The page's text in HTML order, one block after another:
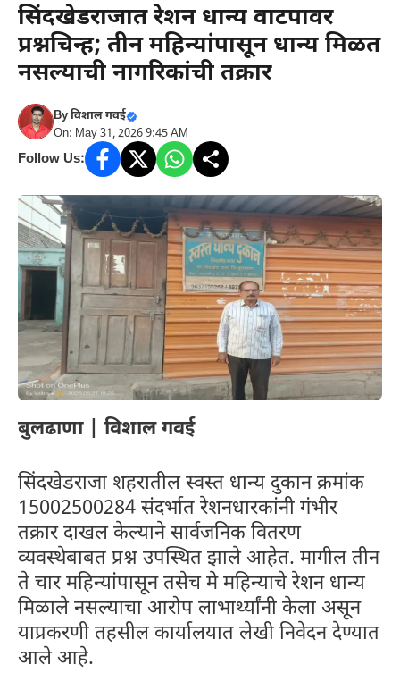
सिंदखेडराजात रेशन धान्य वाटपावर
प्रश्नचिन्ह; तीन महिन्यांपासून धान्य मिळत
नसल्याची नागरिकांची तक्रार
Byविशाल गवई
On: May 31, 2026 9:45 AM
Follow Us:
बुलढाणा | विशाल गवई
सिंदखेडराजा शहरातील स्वस्त धान्य दुकान क्रमांक
15002500284 संदर्भात रेशनधारकांनी गंभीर
तक्रार दाखल केल्याने सार्वजनिक वितरण
व्यवस्थेबाबत प्रश्न उपस्थित झाले आहेत. मागील तीन
ते चार महिन्यांपासून तसेच मे महिन्याचे रेशन धान्य
मिळाले नसल्याचा आरोप लाभार्थ्यांनी केला असून
याप्रकरणी तहसील कार्यालयात लेखी निवेदन देण्यात
आले आहे.